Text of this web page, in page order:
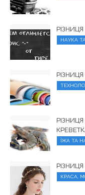
НАУКА
ЇЖА ТА
КРАСА,